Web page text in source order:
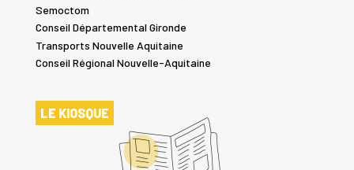
Semoctom
Conseil Départemental Gironde
Transports Nouvelle Aquitaine
Conseil Régional Nouvelle-Aquitaine
LE KIOSQUE